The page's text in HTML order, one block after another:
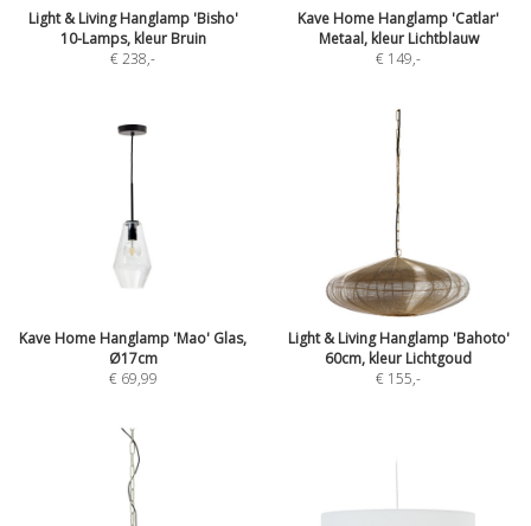
Light & Living Hanglamp 'Bisho'
10-Lamps, kleur Bruin
€ 238,-
Kave Home Hanglamp 'Catlar'
Metaal, kleur Lichtblauw
€ 149,-
Kave Home Hanglamp 'Mao' Glas,
Ø17cm
€ 69,99
Light & Living Hanglamp 'Bahoto'
60cm, kleur Lichtgoud
€ 155,-